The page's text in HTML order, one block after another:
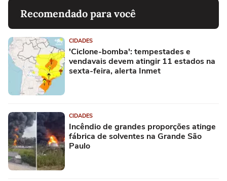
Recomendado para você
CIDADES
'Ciclone-bomba': tempestades e
vendavais devem atingir 11 estados na
sexta-feira, alerta Inmet
CIDADES
Incêndio de grandes proporções atinge
fábrica de solventes na Grande São
Paulo